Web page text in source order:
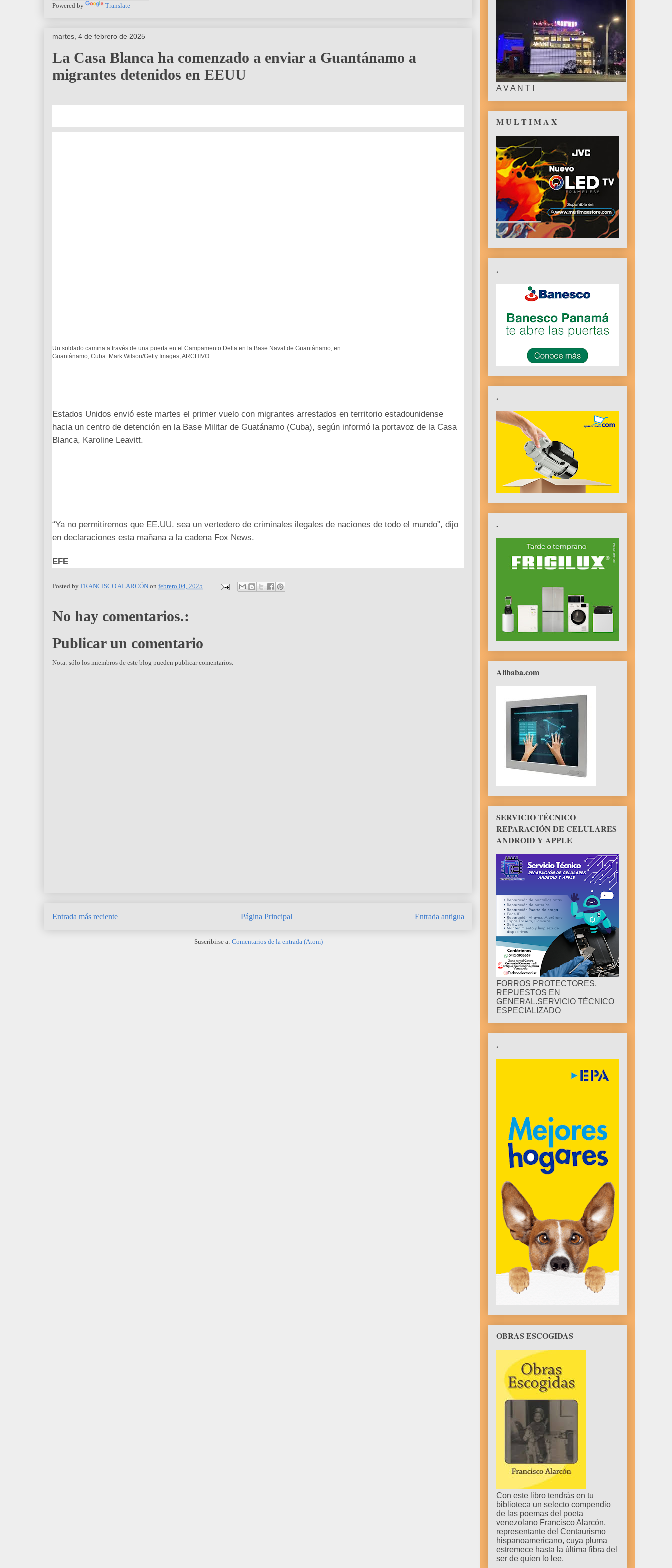
Powered by Translate
martes, 4 de febrero de 2025
La Casa Blanca ha comenzado a enviar a Guantánamo a
migrantes detenidos en EEUU
Un soldado camina a través de una puerta en el Campamento Delta en la Base Naval de Guantánamo, en
Guantánamo, Cuba. Mark Wilson/Getty Images, ARCHIVO
Ads by
Estados Unidos envió este martes el primer vuelo con migrantes arrestados en territorio estadounidense
hacia un centro de detención en la Base Militar de Guatánamo (Cuba), según informó la portavoz de la Casa
Blanca, Karoline Leavitt.
“Ya no permitiremos que EE.UU. sea un vertedero de criminales ilegales de naciones de todo el mundo”, dijo
en declaraciones esta mañana a la cadena Fox News.
EFE
Posted by FRANCISCO ALARCÓN on febrero 04, 2025
No hay comentarios.:
Publicar un comentario
Nota: sólo los miembros de este blog pueden publicar comentarios.
Entrada más reciente Entrada antigua
Página Principal
Suscribirse a: Comentarios de la entrada (Atom)
A V A N T I
M U L T I M A X
.
.
.
Alibaba.com
SERVICIO TÉCNICO
REPARACIÓN DE CELULARES
ANDROID Y APPLE
FORROS PROTECTORES,
REPUESTOS EN
GENERAL.SERVICIO TÉCNICO
ESPECIALIZADO
.
OBRAS ESCOGIDAS
Con este libro tendrás en tu
biblioteca un selecto compendio
de las poemas del poeta
venezolano Francisco Alarcón,
representante del Centaurismo
hispanoamericano, cuya pluma
estremece hasta la última fibra del
ser de quien lo lee.